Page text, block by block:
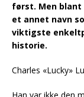
først. Men
et annet navn
viktigste
historie.
Charles «Lucky»